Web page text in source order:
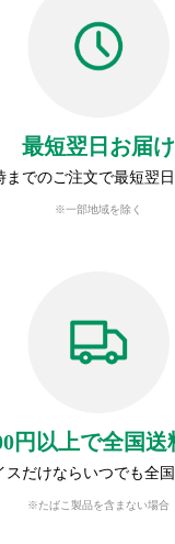
最短翌日お届け
までのご注文で最短翌
※一部地域を除く
円以上で全国送
スだけならいつでも全
※たばこ製品を含まない場合